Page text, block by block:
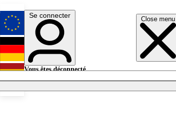
Close menu
English
Deutsch
Se connecter
Vous êtes déconnecté.